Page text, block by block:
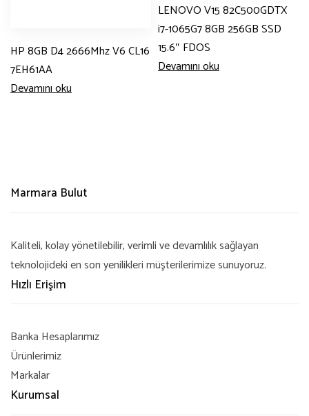
HP 8GB D4 2666Mhz V6 CL16
7EH61AA
Devamını oku
LENOVO V15 82C500GDTX
i7-1065G7 8GB 256GB SSD
15.6″ FDOS
Devamını oku
Marmara Bulut
Kaliteli, kolay yönetilebilir, verimli ve devamlılık sağlayan
teknolojideki en son yenilikleri müşterilerimize sunuyoruz.
Hızlı Erişim
Banka Hesaplarımız
Ürünlerimiz
Markalar
Kurumsal